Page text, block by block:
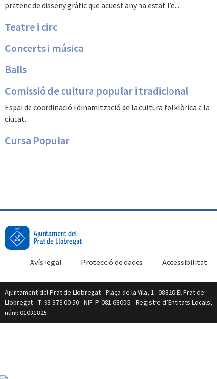
pratenc de disseny gràfic que aquest any ha estat l’e...
Teatre i circ
Concerts i música
Balls
Comissió de cultura popular i tradicional
Espai de coordinació i dinamització de la cultura folklòrica a la
ciutat.
Cursa Popular
Accessibilitat
Protecció de dades
Avís legal
Ajuntament del Prat de Llobregat - Plaça de la Vila, 1 . 08820 El Prat de
Llobregat - T: 93 379 00 50 - NIF: P-081 6800G - Registre d’Entitats Locals,
núm: 01081825